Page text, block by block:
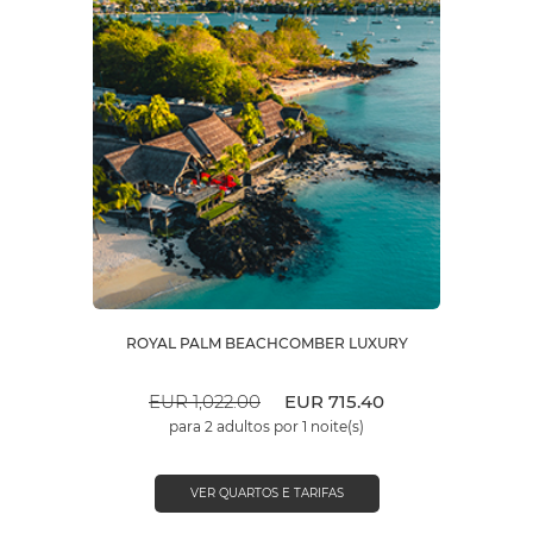
ROYAL PALM BEACHCOMBER LUXURY
EUR 1,022.00 EUR 715.40
para 2 adultos por 1 noite(s)
VER QUARTOS E TARIFAS